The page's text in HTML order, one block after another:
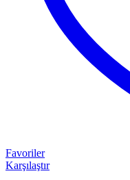
Favoriler
Karşılaştır